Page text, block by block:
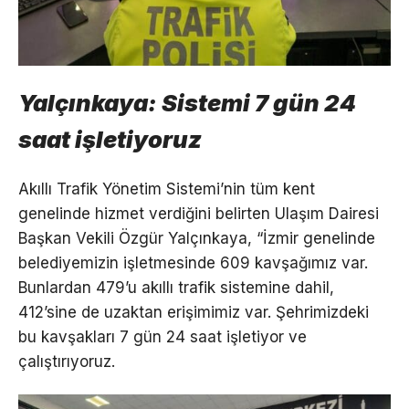
Yalçınkaya: Sistemi 7 gün 24
saat işletiyoruz
Akıllı Trafik Yönetim Sistemi’nin tüm kent
genelinde hizmet verdiğini belirten Ulaşım Dairesi
Başkan Vekili Özgür Yalçınkaya, “İzmir genelinde
belediyemizin işletmesinde 609 kavşağımız var.
Bunlardan 479’u akıllı trafik sistemine dahil,
412’sine de uzaktan erişimimiz var. Şehrimizdeki
bu kavşakları 7 gün 24 saat işletiyor ve
çalıştırıyoruz.